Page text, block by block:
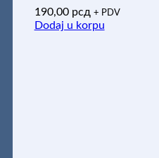
190,00 рсд + PDV
Dodaj u korpu